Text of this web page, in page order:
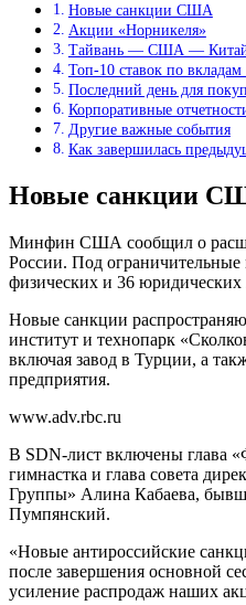
Новые санкции США
Акции «Норникеля»
Тайвань — США —
Топ-10 ставок по
Последний день для
Корпоративные
Другие важные события
Как завершилась
Новые санкции
Минфин США сообщил о
России. Под
физических и 36 юридических
Новые санкции
институт и технопарк
включая завод в Турции, а
предприятия.
www.adv.rbc.ru
В SDN-лист включены глава
гимнастка и глава совета
Группы» Алина Кабаева,
Пумпянский.
«Новые антироссийские
после завершения основной
усиление распродаж наших